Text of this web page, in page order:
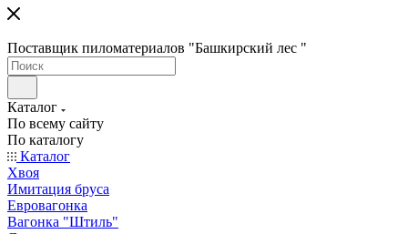
Поставщик пиломатериалов "Башкирский лес "
Каталог
По всему сайту
По каталогу
Каталог
Хвоя
Имитация бруса
Евровагонка
Вагонка "Штиль"